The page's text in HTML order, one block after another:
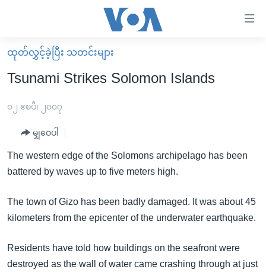
လွယ်ကူ
စေ
Link
များ
ပင်မ
အကြောင်းအရာ
ကျော်
ကြည့်
ပင်မ
အ
မူလစာမျက်နှာ
မြန်မာ
ကမ္ဘာ့သတင်းများ
နိုင်ငံတကာ
တရုတ်
ရပ်ဝန်းတခု လမ်းတခု အလွန်
ရုပ်ရှင်ထဲက အင်္ဂလိပ်စာ
တီဗွီ
ရေဒီယို/တီဗွီအစီအစဉ်
ထုတ်လွှင့်ခဲ့ပြီး သတင်းများ
Tsunami Strikes Solomon Islands
၀၂ ဧၿပီ၊ ၂၀၀၇
မျှဝေပါ
The western edge of the Solomons archipelago has been
battered by waves up to five meters high.
The town of Gizo has been badly damaged. It was about 45
kilometers from the epicenter of the underwater earthquake.
Residents have told how buildings on the seafront were
destroyed as the wall of water came crashing through at just